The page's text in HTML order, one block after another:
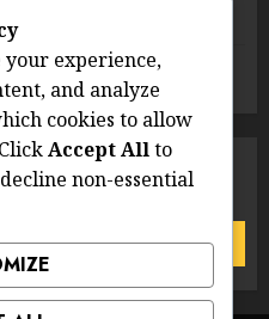
your experience,
and analyze
cookies to allow
Accept Allto
non-essential